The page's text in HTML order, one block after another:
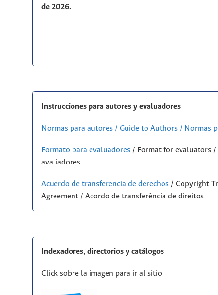
de 2026.
Instrucciones para autores y evaluadores
Normas para autores / Guide to Authors / Normas
Formato para evaluadores/ Format for evaluators /
avaliadores
Acuerdo de transferencia de derechos/ Copyright
Agreement / Acordo de transferência de direitos
Indexadores, directorios y catálogos
Click sobre la imagen para ir al sitio